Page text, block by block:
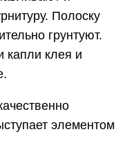
Полоску
грунтуют.
капли клея и
элементом